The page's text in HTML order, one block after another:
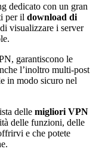
dedicato con un gran
per il download di
visualizzare i server
garantiscono le
l’inoltro multi-post
in modo sicuro nel
delle migliori VPN
delle funzioni, delle
e che potete